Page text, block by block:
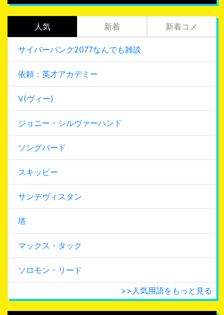
人気 新着 新着コメ
サイバーパンク2077なんでも雑談
依頼：英才アカデミー
V(ヴィー)
ジョニー・シルヴァーハンド
ソングバード
スキッピー
サンデヴィスタン
塔
マックス・タック
ソロモン・リード
>>人気用語をもっと見る